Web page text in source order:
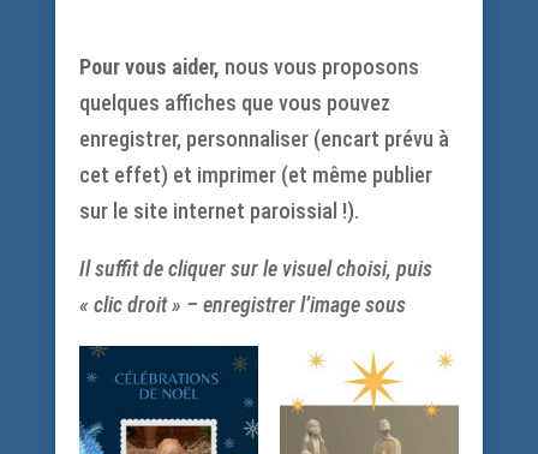
Pour vous aider, nous vous proposons
quelques affiches que vous pouvez
enregistrer, personnaliser (encart prévu à
cet effet) et imprimer (et même publier
sur le site internet paroissial !).
Il suffit de cliquer sur le visuel choisi, puis
« clic droit » – enregistrer l’image sous